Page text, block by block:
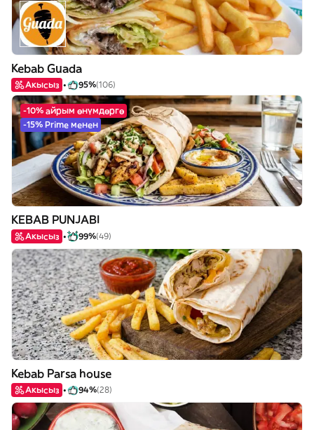
Kebab Guada
Акысыз 95%(106)
-10% айрым өнүмдөргө
-15% Prime менен
KEBAB PUNJABI
Акысыз 99%(49)
Kebab Parsa house
Акысыз 94%(28)